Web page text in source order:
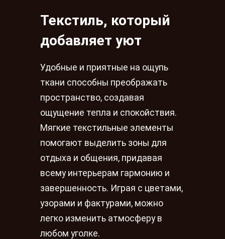
Текстиль, который
добавляет уют
Удобные и приятные на ощупь
ткани способны преображать
пространство, создавая
ощущение тепла и спокойствия.
Мягкие текстильные элементы
помогают выделить зоны для
отдыха и общения, придавая
всему интерьерам гармонию и
завершенность. Играя с цветами,
узорами и фактурами, можно
легко изменить атмосферу в
любом уголке.